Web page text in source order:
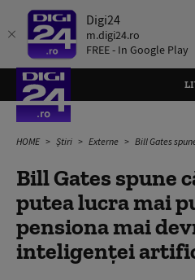
Digi24
m.digi24.ro
FREE - In Google Play
HOME Știri Externe Bill Gates spune că oamenii vor
Bill Gates spune
putea lucra mai
pensiona mai
inteligenței